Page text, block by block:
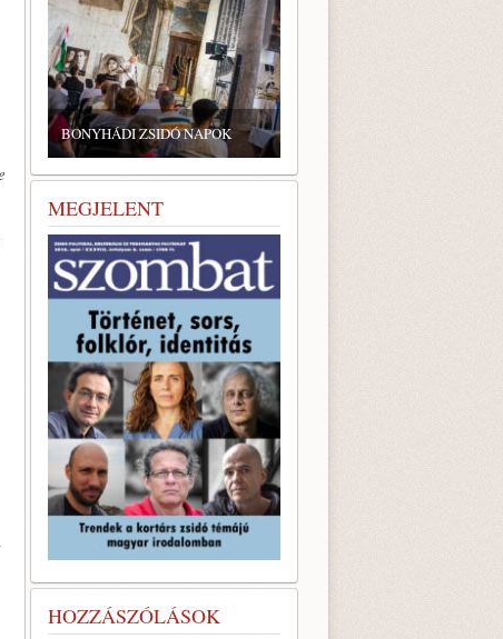
ZSIDÓ NAPOK
ZSIDÓ GASZTRONÓMIAI
TALÁLKOZÓ A BONYHÁDI
ZSINAGÓGÁBAN
MEGJELENT
HOZZÁSZÓLÁSOK